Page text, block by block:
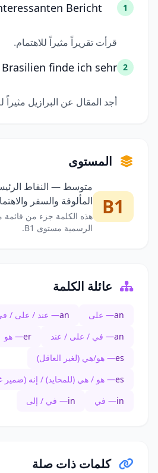
1
Bericht
قرأت تقريراً مثيراً للاهتمام.
2
finde ich sehr
أجد المقال عن البرازيل مثيراً
المستوى
B1
متوسط — النقاط
المألوفة والسفر
هذه الكلمة جزء من قائمة
الرسمية مستوى B1.
عائلة الكلمة
an— على an— عند / على /
an— في / على / عند er— هو
es— هو/هي (لغير العاقل)
es— هو / هي (للمحايد) / إنه
in— في in— في / إلى
كلمات ذات صلة